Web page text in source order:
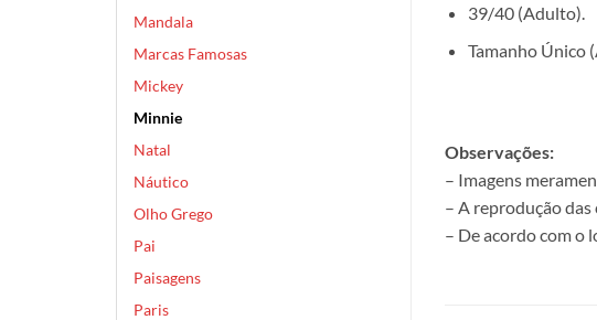
Mandala
Marcas Famosas
Mickey
Minnie
Natal
Náutico
Olho Grego
Pai
Paisagens
Paris
39/40 (Adulto).
Tamanho Único
Observações:
– Imagens
– A reprodução
– De acordo com o